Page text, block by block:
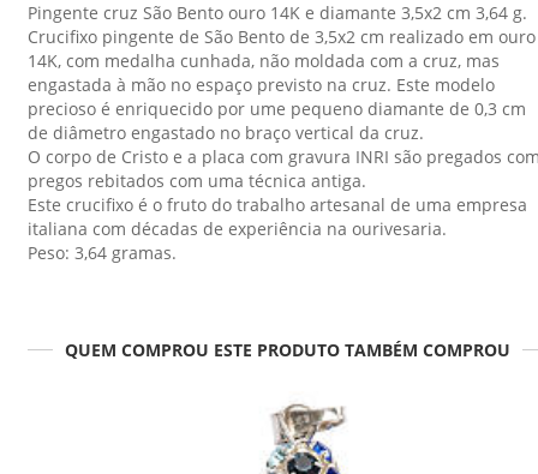
Pingente cruz São Bento ouro 14K e diamante 3,5x2 cm 3,64 g.
Crucifixo pingente de São Bento de 3,5x2 cm realizado em ouro
14K, com medalha cunhada, não moldada com a cruz, mas
engastada à mão no espaço previsto na cruz. Este modelo
precioso é enriquecido por ume pequeno diamante de 0,3 cm
de diâmetro engastado no braço vertical da cruz.
O corpo de Cristo e a placa com gravura INRI são pregados
pregos rebitados com uma técnica antiga.
Este crucifixo é o fruto do trabalho artesanal de uma empresa
italiana com décadas de experiência na ourivesaria.
Peso: 3,64 gramas.
QUEM COMPROU ESTE PRODUTO TAMBÉM COMPROU